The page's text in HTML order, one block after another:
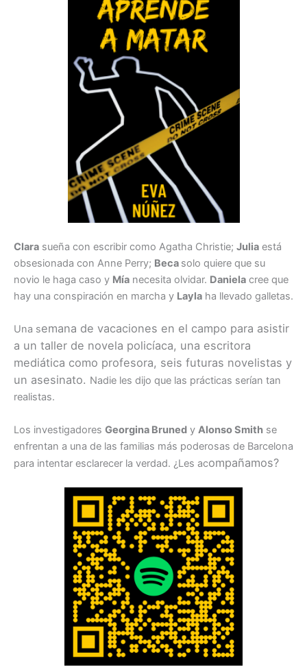
Clara sueña con escribir como Agatha Christie; Julia está
obsesionada con Anne Perry; Beca solo quiere que su
novio le haga caso y Mía necesita olvidar. Daniela cree que
hay una conspiración en marcha y Layla ha llevado galletas.
Una semana de vacaciones en el campo para asistir
a un taller de novela policíaca, una escritora
mediática como profesora, seis futuras novelistas y
un asesinato. Nadie les dijo que las prácticas serían tan
realistas.
Los investigadores Georgina Bruned y Alonso Smith se
enfrentan a una de las familias más poderosas de Barcelona
para intentar esclarecer la verdad. ¿Les acompañamos?